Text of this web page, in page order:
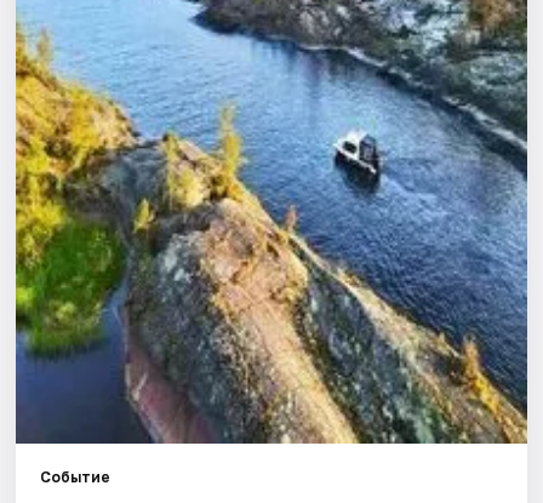
Города
Площадки
Артисты
Рейтинги
Событие